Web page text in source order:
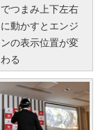
でつまみ上下左右
に動かすとエンジ
ンの表示位置が変
わる